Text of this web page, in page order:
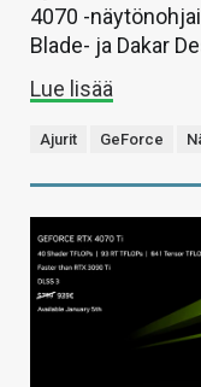
4070 -
Blade- ja Dakar
Lue lisää
Ajurit GeForce